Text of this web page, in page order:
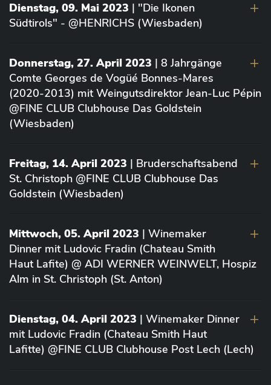
Dienstag, 09. Mai 2023 | "Die Ikonen
Südtirols" - @HENRICHS (Wiesbaden)
Donnerstag, 27. April 2023 | 8 Jahrgänge
Comte Georges de Vogüé Bonnes-Mares
(2020-2013) mit Weingutsdirektor Jean-Luc Pépin
@FINE CLUB Clubhouse Das Goldstein
(Wiesbaden)
Freitag, 14. April 2023 | Bruderschaftsabend
St. Christoph @FINE CLUB Clubhouse Das
Goldstein (Wiesbaden)
Mittwoch, 05. April 2023 | Winemaker
Dinner mit Ludovic Fradin (Chateau Smith
Haut Lafite) @ ADI WERNER WEINWELT, Hospiz
Alm in St. Christoph (St. Anton)
Dienstag, 04. April 2023 | Winemaker Dinner
mit Ludovic Fradin (Chateau Smith Haut
Lafitte) @FINE CLUB Clubhouse Post Lech (Lech)